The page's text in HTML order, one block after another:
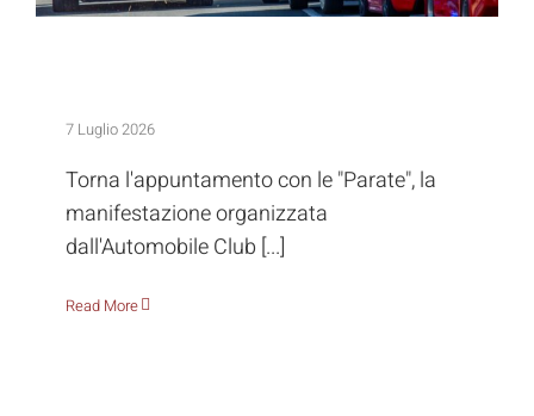
7 Luglio 2026
Torna l'appuntamento con le "Parate", la
manifestazione organizzata
dall'Automobile Club [...]
Read More